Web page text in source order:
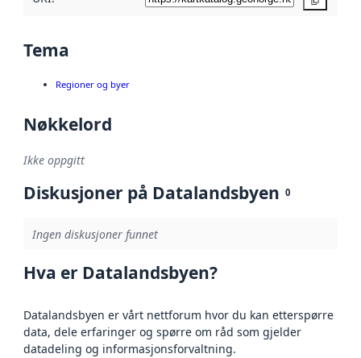
Tema
Regioner og byer
Nøkkelord
Ikke oppgitt
Diskusjoner på Datalandsbyen 0
Ingen diskusjoner funnet
Hva er Datalandsbyen?
Datalandsbyen er vårt nettforum hvor du kan etterspørre
data, dele erfaringer og spørre om råd som gjelder
datadeling og informasjonsforvaltning.